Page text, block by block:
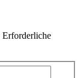
Erforderliche